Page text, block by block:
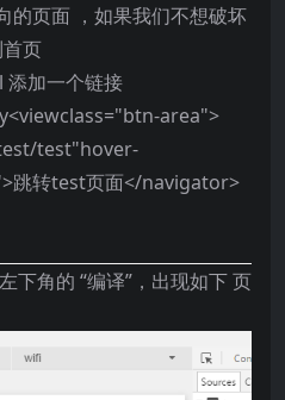
的页面 ，如果我们不想破坏
页
加一个链接
area">
test"hover-
跳转test页面</navigator>
下角的 “编译”，出现如下 页